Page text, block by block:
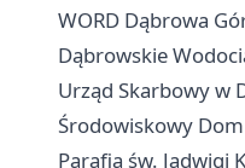
WORD Dąbrowa
Dąbrowskie
Urząd Skarbowy w
Środowiskowy
Parafia św. Jadwigi